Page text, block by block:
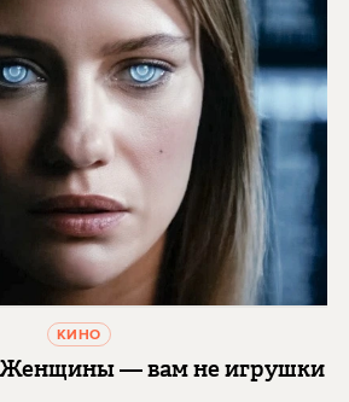
КИНО
— вам не игрушки